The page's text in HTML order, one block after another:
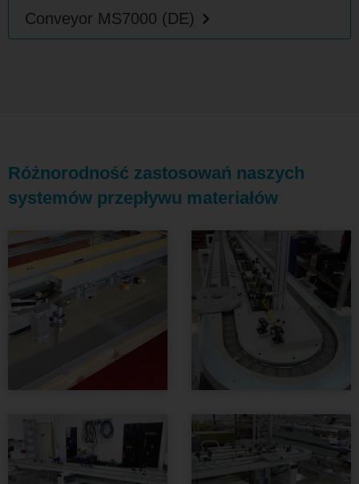
Conveyor MS7000 (DE)
Różnorodność zastosowań naszych
systemów przepływu materiałów